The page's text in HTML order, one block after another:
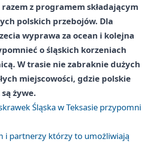
z programem składającym
polskich przebojów. Dla
wyprawa za ocean i kolejna
o śląskich korzeniach
W trasie nie zabraknie dużych
miejscowości, gdzie polskie
żywe.
Śląska w Teksasie przypomni
i partnerzy którzy to umożliwiają